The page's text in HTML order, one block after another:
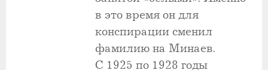
в это время он для
конспирации сменил
фамилию на Минаев.
С 1925 по 1928 годы